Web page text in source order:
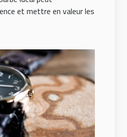
et mettre en valeur les